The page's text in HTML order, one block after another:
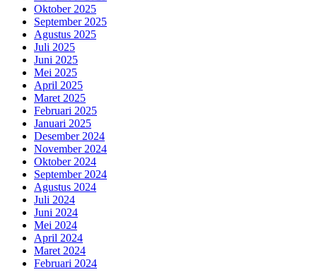
Oktober 2025
September 2025
Agustus 2025
Juli 2025
Juni 2025
Mei 2025
April 2025
Maret 2025
Februari 2025
Januari 2025
Desember 2024
November 2024
Oktober 2024
September 2024
Agustus 2024
Juli 2024
Juni 2024
Mei 2024
April 2024
Maret 2024
Februari 2024